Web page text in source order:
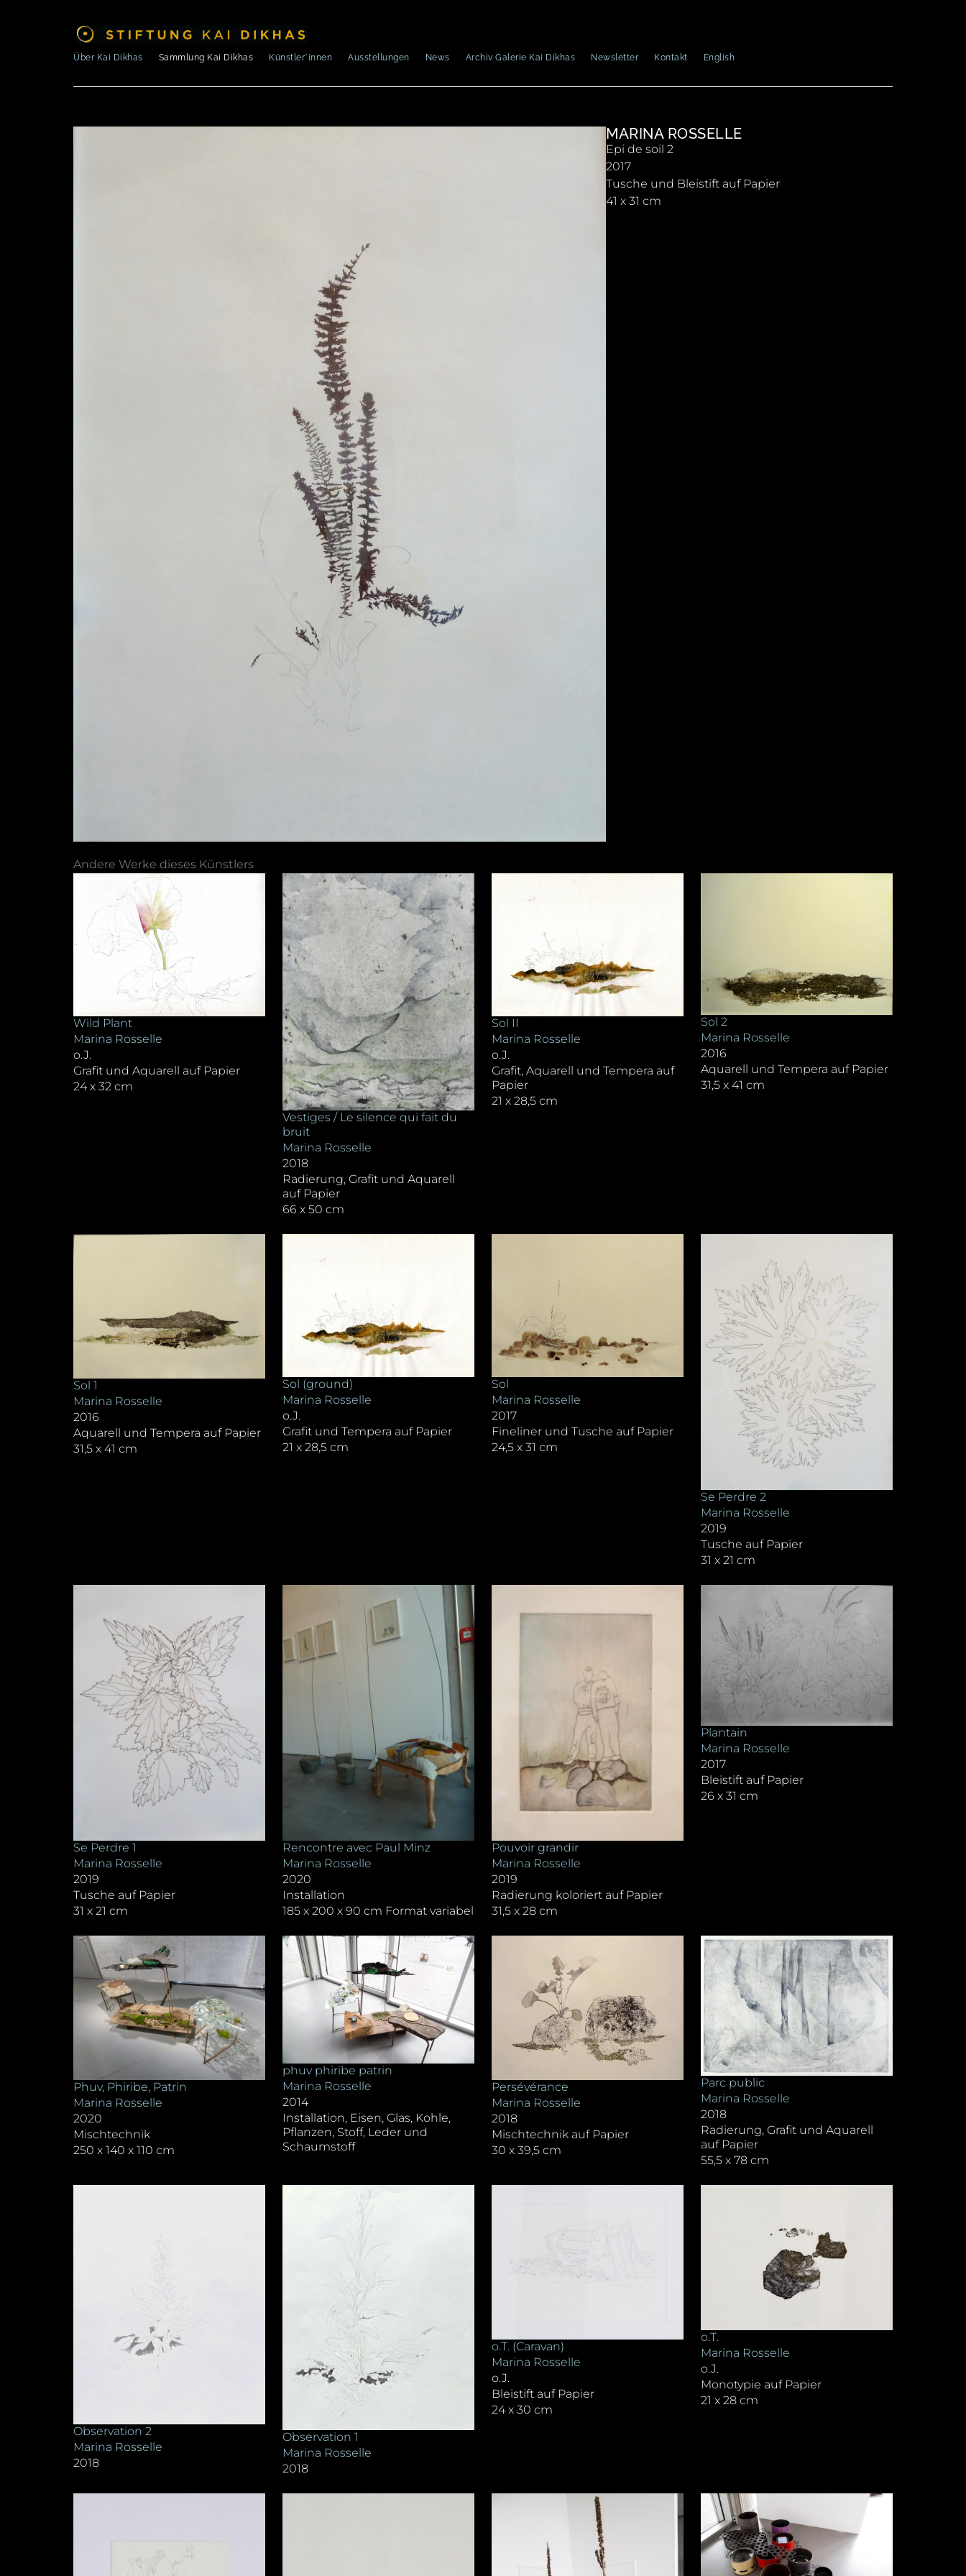
Über Kai Dikhas Sammlung Kai Dikhas Künstler*innen Ausstellungen News Archiv Galerie Kai Dikhas Newsletter Kontakt English
MARINA ROSSELLE
Epi de soil 2
2017
Tusche und Bleistift auf Papier
41 x 31 cm
Andere Werke dieses Künstlers
Wild Plant
Marina Rosselle
o.J.
Grafit und Aquarell auf Papier
24 x 32 cm
Vestiges / Le silence qui fait du
bruit
Marina Rosselle
2018
Radierung, Grafit und Aquarell
auf Papier
66 x 50 cm
Sol II
Marina Rosselle
o.J.
Grafit, Aquarell und Tempera auf
Papier
21 x 28,5 cm
Sol 2
Marina Rosselle
2016
Aquarell und Tempera auf Papier
31,5 x 41 cm
Sol 1
Marina Rosselle
2016
Aquarell und Tempera auf Papier
31,5 x 41 cm
Sol (ground)
Marina Rosselle
o.J.
Grafit und Tempera auf Papier
21 x 28,5 cm
Sol
Marina Rosselle
2017
Fineliner und Tusche auf Papier
24,5 x 31 cm
Se Perdre 2
Marina Rosselle
2019
Tusche auf Papier
31 x 21 cm
Se Perdre 1
Marina Rosselle
2019
Tusche auf Papier
31 x 21 cm
Rencontre avec Paul Minz
Marina Rosselle
2020
Installation
185 x 200 x 90 cm Format variabel
Pouvoir grandir
Marina Rosselle
2019
Radierung koloriert auf Papier
31,5 x 28 cm
Plantain
Marina Rosselle
2017
Bleistift auf Papier
26 x 31 cm
Phuv, Phiribe, Patrin
Marina Rosselle
2020
Mischtechnik
250 x 140 x 110 cm
phuv phiribe patrin
Marina Rosselle
2014
Installation, Eisen, Glas, Kohle,
Pflanzen, Stoff, Leder und
Schaumstoff
Persévérance
Marina Rosselle
2018
Mischtechnik auf Papier
30 x 39,5 cm
Parc public
Marina Rosselle
2018
Radierung, Grafit und Aquarell
auf Papier
55,5 x 78 cm
Observation 2
Marina Rosselle
2018
Observation 1
Marina Rosselle
2018
o.T. (Caravan)
Marina Rosselle
o.J.
Bleistift auf Papier
24 x 30 cm
o.T.
Marina Rosselle
o.J.
Monotypie auf Papier
21 x 28 cm